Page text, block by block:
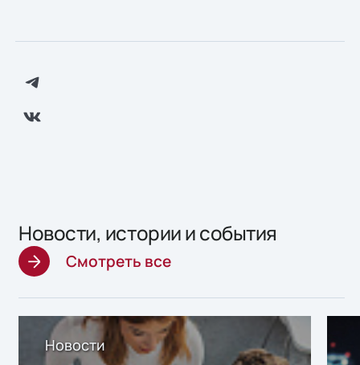
Новости, истории и события
Смотреть все
Новости